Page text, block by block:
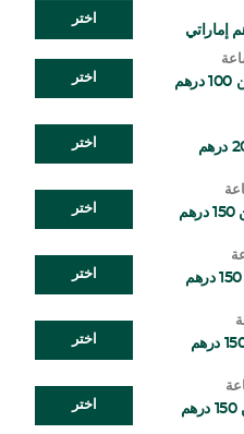
اختر
ابتداءً من 100 درهم
اختر
ابتداءً من 200 درهم
اختر
ابتداءً من 150 درهم
اختر
ابتداءً من 150 درهم
اختر
ابتداءً من 150 درهم
اختر
ابتداءً من 150 درهم
اختر